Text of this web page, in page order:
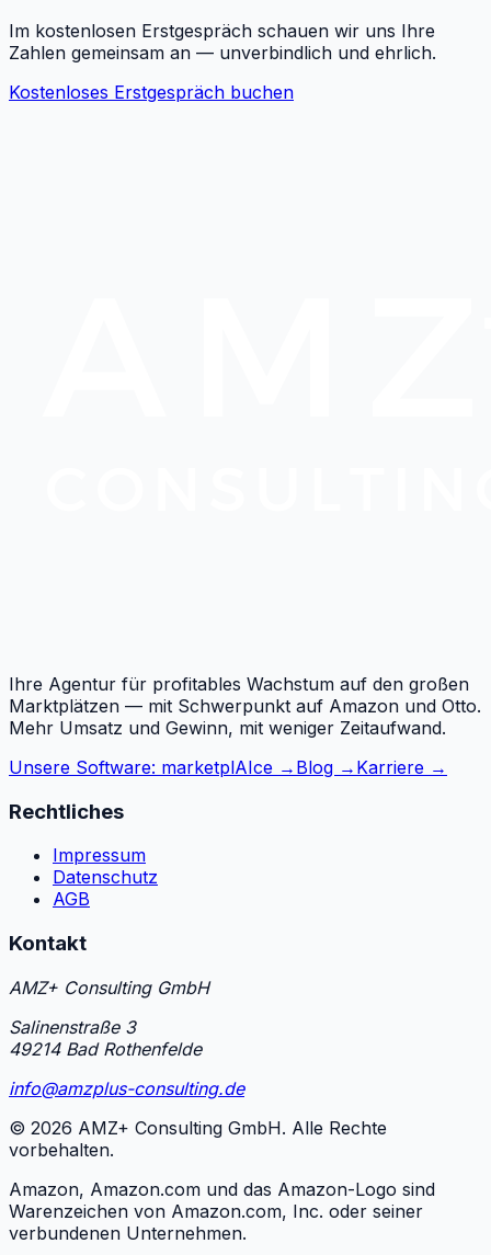
Im kostenlosen Erstgespräch schauen wir uns Ihre
Zahlen gemeinsam an — unverbindlich und ehrlich.
Kostenloses Erstgespräch buchen
Ihre Agentur für profitables Wachstum auf den großen
Marktplätzen — mit Schwerpunkt auf Amazon und Otto.
Mehr Umsatz und Gewinn, mit weniger Zeitaufwand.
Unsere Software: marketplAIce → Blog → Karriere →
Rechtliches
Impressum
Datenschutz
AGB
Kontakt
AMZ+ Consulting GmbH
Salinenstraße 3
49214 Bad Rothenfelde
info@amzplus-consulting.de
© 2026 AMZ+ Consulting GmbH. Alle Rechte
vorbehalten.
Amazon, Amazon.com und das Amazon-Logo sind
Warenzeichen von Amazon.com, Inc. oder seiner
verbundenen Unternehmen.